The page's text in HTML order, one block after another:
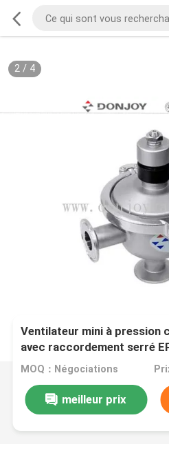
2/ 4
Ventilateur mini à pression
avec raccordement serré
MOQ：Négociations
meilleur prix